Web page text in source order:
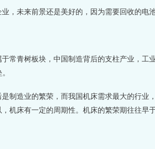
，未来前景还是美好的，因为需要回收的电池
常青树板块，中国制造背后的支柱产业，工
制造业的繁荣，而我国机床需求最大的行业
机床有一定的周期性。机床的繁荣期往往早